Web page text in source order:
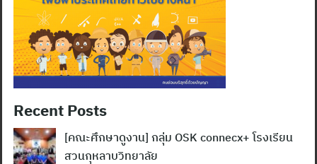
Recent Posts
[คณะศึกษาดูงาน] กลุ่ม OSK connecx+ โรงเรียน
สวนกุหลาบวิทยาลัย